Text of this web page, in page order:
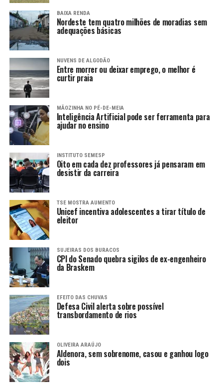
BAIXA RENDA
Nordeste tem quatro milhões de moradias sem
adequações básicas
NUVENS DE ALGODÃO
Entre morrer ou deixar emprego, o melhor é
curtir praia
MÃOZINHA NO PÉ-DE-MEIA
Inteligência Artificial pode ser ferramenta para
ajudar no ensino
INSTITUTO SEMESP
Oito em cada dez professores já pensaram em
desistir da carreira
TSE MOSTRA AUMENTO
Unicef incentiva adolescentes a tirar título de
eleitor
SUJEIRAS DOS BURACOS
CPI do Senado quebra sigilos de ex-engenheiro
da Braskem
EFEITO DAS CHUVAS
Defesa Civil alerta sobre possível
transbordamento de rios
OLIVEIRA ARAÚJO
Aldenora, sem sobrenome, casou e ganhou logo
dois